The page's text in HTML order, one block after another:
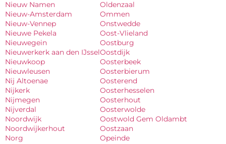
Nieuw Namen
Nieuw-Amsterdam
Nieuw-Vennep
Nieuwe Pekela
Nieuwegein
Nieuwerkerk aan den IJssel
Nieuwkoop
Nieuwleusen
Nij Altoenae
Nijkerk
Nijmegen
Nijverdal
Noordwijk
Noordwijkerhout
Norg
Oldenzaal
Ommen
Onstwedde
Oost-Vlieland
Oostburg
Oostdijk
Oosterbeek
Oosterbierum
Oosterend
Oosterhesselen
Oosterhout
Oosterwolde
Oostwold Gem Oldambt
Oostzaan
Opeinde